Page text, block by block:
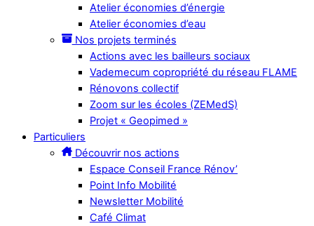
Atelier économies d’énergie
Atelier économies d’eau
Nos projets terminés
Actions avec les bailleurs sociaux
Vademecum copropriété du réseau FLAME
Rénovons collectif
Zoom sur les écoles (ZEMedS)
Projet « Geopimed »
Particuliers
Découvrir nos actions
Espace Conseil France Rénov’
Point Info Mobilité
Newsletter Mobilité
Café Climat